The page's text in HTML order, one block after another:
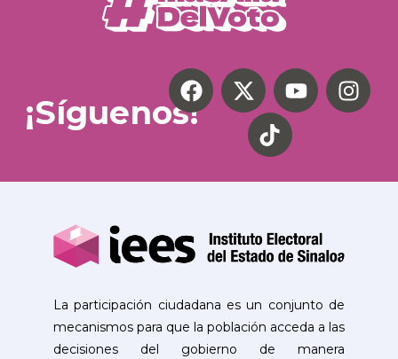
¡Síguenos!
La participación ciudadana es un conjunto de
mecanismos para que la población acceda a las
decisiones del gobierno de manera